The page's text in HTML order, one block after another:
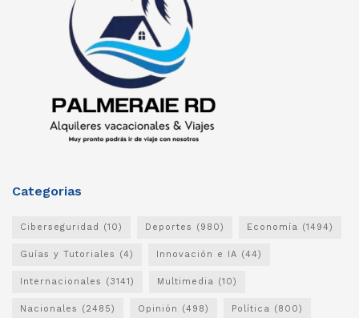
Categorias
Ciberseguridad (10) Deportes (980) Economía (1494)
Guías y Tutoriales (4) Innovación e IA (44)
Internacionales (3141) Multimedia (10)
Nacionales (2485) Opinión (498) Política (800)